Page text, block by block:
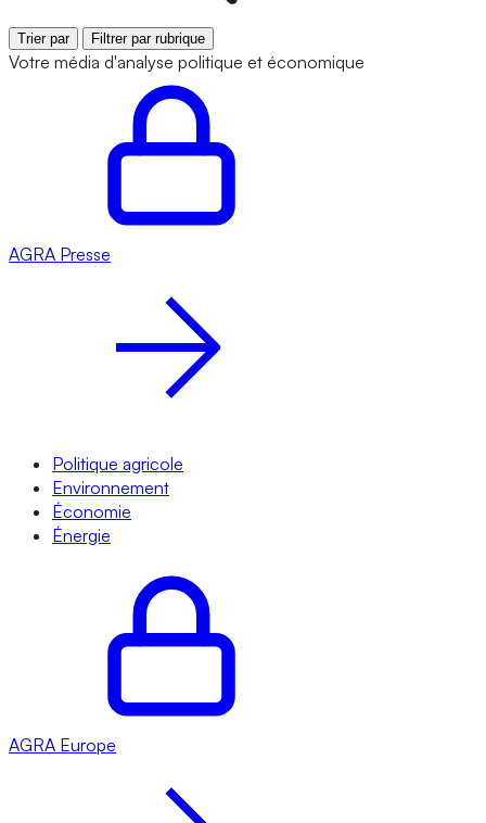
Trier par Filtrer par rubrique
Votre média d'analyse politique et économique
AGRA Presse
Politique agricole
Environnement
Économie
Énergie
AGRA Europe